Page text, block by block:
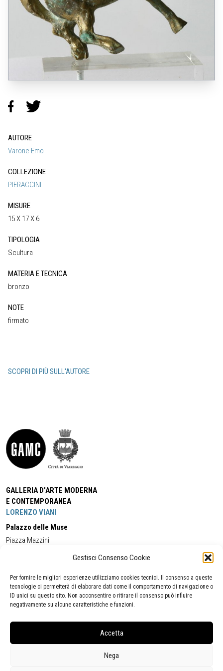
Gestisci Consenso Cookie
Per fornire le migliori esperienze utilizziamo cookies tecnici. Il consenso a queste
tecnologie ci permetterà di elaborare dati come il comportamento di navigazione o
ID unici su questo sito. Non acconsentire o ritirare il consenso può influire
negativamente su alcune caratteristiche e funzioni.
Accetta
Nega
AUTORE
Varone Emo
COLLEZIONE
PIERACCINI
MISURE
15 X 17 X 6
TIPOLOGIA
Scultura
MATERIA E TECNICA
bronzo
NOTE
firmato
SCOPRI DI PIÙ SULL'AUTORE
GALLERIA D'ARTE MODERNA
E CONTEMPORANEA
LORENZO VIANI
Palazzo delle Muse
Piazza Mazzini
Cell:+39 338 5714978 (orario apertura Galleria)
Tel:
+39 0584 944580
(orario 09.00/13.00)
Email:gamc@comune.viareggio.lu.it
Segnalazione di inaccessibilità